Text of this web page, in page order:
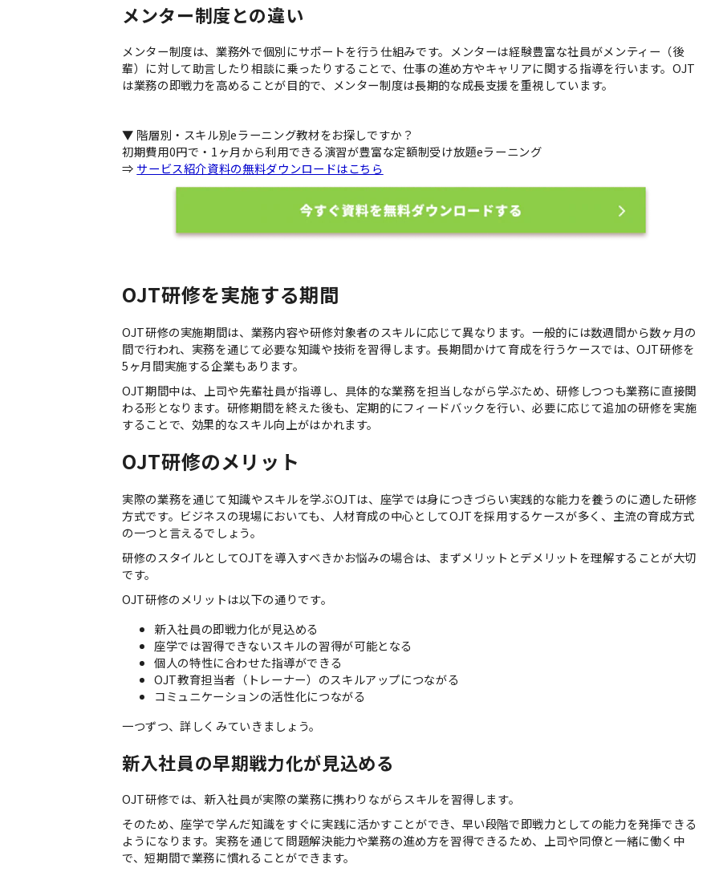
メンター制度との違い
メンター制度は、業務外で個別にサポートを行う仕組みです。メンターは経験豊富な社員がメンティー（後
輩）に対して助言したり相談に乗ったりすることで、仕事の進め方やキャリアに関する指導を行います。OJT
は業務の即戦力を高めることが目的で、メンター制度は長期的な成長支援を重視しています。
▼ 階層別・スキル別eラーニング教材をお探しですか？
初期費用0円で・1ヶ月から利用できる演習が豊富な定額制受け放題eラーニング
⇒ サービス紹介資料の無料ダウンロードはこちら
OJT研修を実施する期間
OJT研修の実施期間は、業務内容や研修対象者のスキルに応じて異なります。一般的には数週間から数ヶ月の
間で行われ、実務を通じて必要な知識や技術を習得します。長期間かけて育成を行うケースでは、OJT研修を
5ヶ月間実施する企業もあります。
OJT期間中は、上司や先輩社員が指導し、具体的な業務を担当しながら学ぶため、研修しつつも業務に直接関
わる形となります。研修期間を終えた後も、定期的にフィードバックを行い、必要に応じて追加の研修を実施
することで、効果的なスキル向上がはかれます。
OJT研修のメリット
実際の業務を通じて知識やスキルを学ぶOJTは、座学では身につきづらい実践的な能力を養うのに適した研修
方式です。ビジネスの現場においても、人材育成の中心としてOJTを採用するケースが多く、主流の育成方式
の一つと言えるでしょう。
研修のスタイルとしてOJTを導入すべきかお悩みの場合は、まずメリットとデメリットを理解することが大切
です。
OJT研修のメリットは以下の通りです。
新入社員の即戦力化が見込める
座学では習得できないスキルの習得が可能となる
個人の特性に合わせた指導ができる
OJT教育担当者（トレーナー）のスキルアップにつながる
コミュニケーションの活性化につながる
一つずつ、詳しくみていきましょう。
新入社員の早期戦力化が見込める
OJT研修では、新入社員が実際の業務に携わりながらスキルを習得します。
そのため、座学で学んだ知識をすぐに実践に活かすことができ、早い段階で即戦力としての能力を発揮できる
ようになります。実務を通じて問題解決能力や業務の進め方を習得できるため、上司や同僚と一緒に働く中
で、短期間で業務に慣れることができます。